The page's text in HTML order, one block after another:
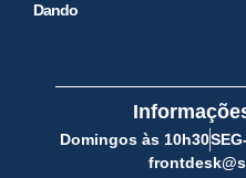
Dando
Domingos às 10h30